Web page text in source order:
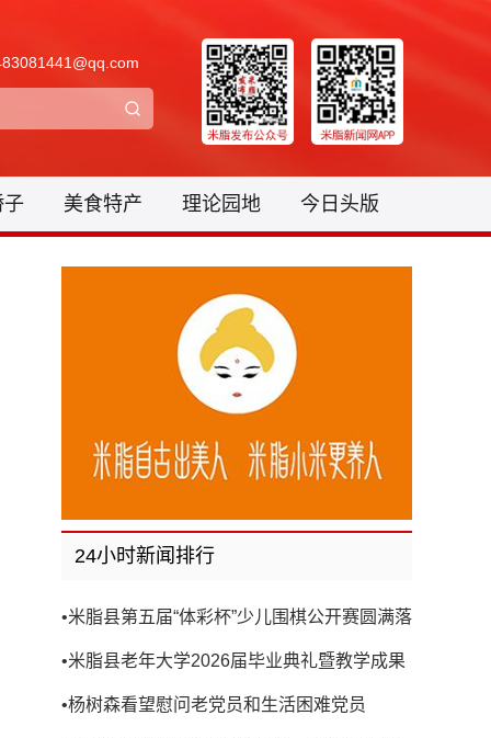
子 美食特产 理论园地 今日头版
24小时新闻排行
•米脂县第五届“体彩杯”少儿围棋公开赛圆满落
•米脂县老年大学2026届毕业典礼暨教学成果
•杨树森看望慰问老党员和生活困难党员